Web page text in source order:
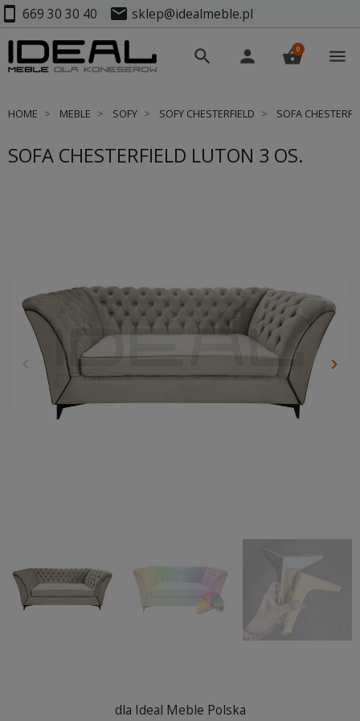
smartphone 669 30 30 40 mail sklep@idealmeble.pl
search person shopping_basket
0 menu
HOME MEBLE SOFY SOFY CHESTERFIELD SOFA
SOFA CHESTERFIELD LUTON 3 OS.
Poprzedni
keyboard_arrow_left keyboard_arrow_right
dla Ideal Meble Polska